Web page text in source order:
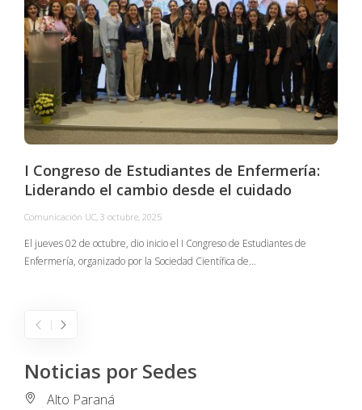
I Congreso de Estudiantes de Enfermería:
Liderando el cambio desde el cuidado
Comunicación UC, 3 octubre, 2025
El jueves 02 de octubre, dio inicio el I Congreso de Estudiantes de
Enfermería, organizado por la Sociedad Científica de…
Noticias por Sedes
Alto Paraná